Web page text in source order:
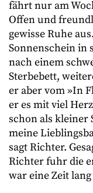
fährt nur am
Offen und
gewisse Ruhe
Sonnenschein in
nach einem
Sterbebett,
er aber vom »In
er es mit viel
schon als kleiner
meine
sagt Richter.
Richter fuhr die
war eine Zeit